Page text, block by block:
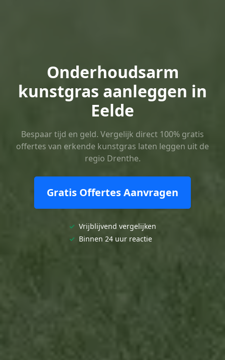
Onderhoudsarm
kunstgras aanleggen in
Eelde
Bespaar tijd en geld. Vergelijk direct 100% gratis
offertes van erkende kunstgras laten leggen uit de
regio Drenthe.
Gratis Offertes Aanvragen
✓ Vrijblijvend vergelijken
✓ Binnen 24 uur reactie